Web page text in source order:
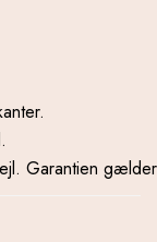
Garantien